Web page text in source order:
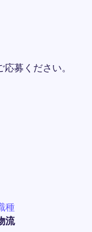
募ください。
種
流